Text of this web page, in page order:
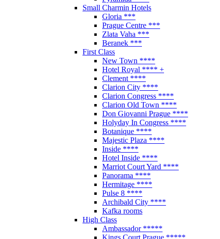
Small Charmin Hotels
Gloria ***
Prague Centre ***
Zlata Vaha ***
Beranek ***
First Class
New Town ****
Hotel Royal **** +
Clement ****
Clarion City ****
Clarion Congress ****
Clarion Old Town ****
Don Giovanni Prague ****
Holyday In Congress ****
Botanique ****
Majestic Plaza ****
Inside ****
Hotel Inside ****
Marriot Court Yard ****
Panorama ****
Hermitage ****
Pulse 8 ****
Archibald City ****
Kafka rooms
High Class
Ambassador *****
Kings Court Prague *****